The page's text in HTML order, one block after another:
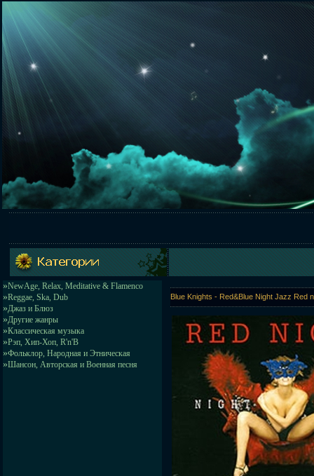
»NewAge, Relax, Meditative & Flamenco
»Reggae, Ska, Dub
»Джаз и Блюз
»Другие жанры
»Классическая музыка
»Рэп, Хип-Хоп, R'n'B
»Фольклор, Народная и Этническая
»Шансон, Авторская и Военная песня
Blue Knights - Red&Blue Night Jazz Red